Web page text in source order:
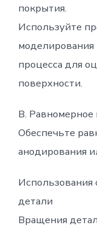
покрытия.
Используйте
процесса для
поверхности.
B. Равномерное
Обеспечьте
анодирования
детали
Вращения